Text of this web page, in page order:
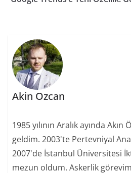
Akin Ozcan
1985 yılının Aralık ayında
geldim. 2003'te Pertevniyal
2007'de İstanbul Üniversitesi
mezun oldum. Askerlik